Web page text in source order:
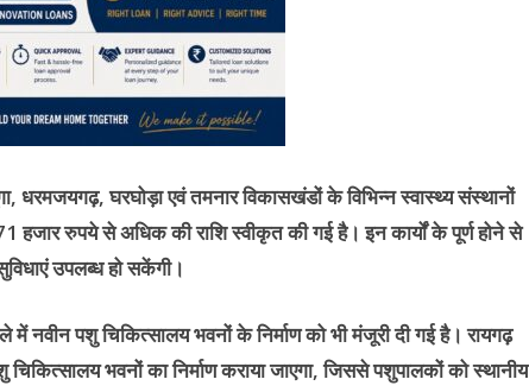
घरघोड़ा एवं तमनार विकासखंडों के विभिन्न स्वास्थ्य संस्थानों
रुपये से अधिक की राशि स्वीकृत की गई है। इन कार्यों के पूर्ण होने से
उपलब्ध हो सकेंगी।
नवीन पशु चिकित्सालय भवनों के निर्माण को भी मंजूरी दी गई है। रायगढ़
चिकित्सालय भवनों का निर्माण कराया जाएगा, जिससे पशुपालकों को स्थानीय